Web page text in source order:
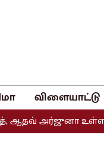
விளையாட்டு